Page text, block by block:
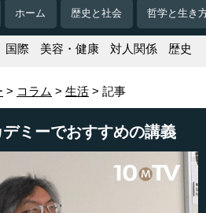
ホーム 歴史と社会 哲学と生き
国際 美容・健康 対人関係 歴史
コラム 生活 記事
ミーでおすすめの講義